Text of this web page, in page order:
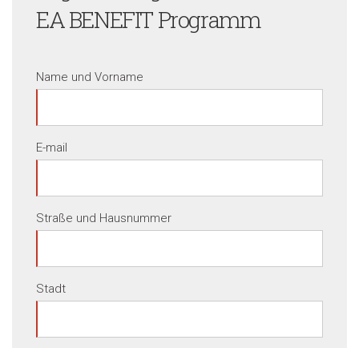
EA BENEFIT Programm
Name und Vorname
E-mail
Straße und Hausnummer
Stadt